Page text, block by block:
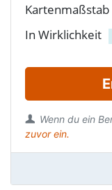
In Wirklichkeit
Wenn du ein
zuvor ein.